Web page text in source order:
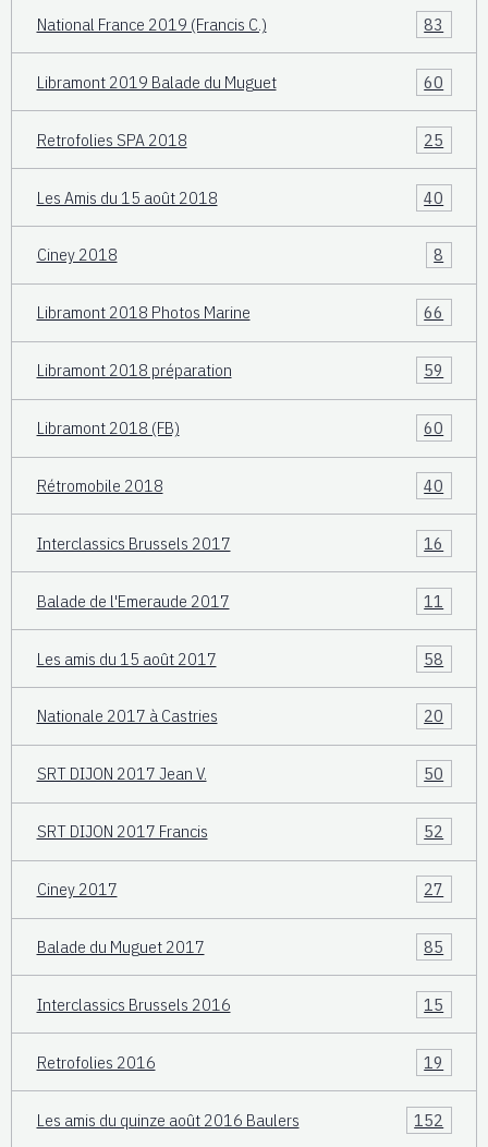
National France 2019 (Francis C.) 83
Libramont 2019 Balade du Muguet 60
Retrofolies SPA 2018 25
Les Amis du 15 août 2018 40
Ciney 2018 8
Libramont 2018 Photos Marine 66
Libramont 2018 préparation 59
Libramont 2018 (FB) 60
Rétromobile 2018 40
Interclassics Brussels 2017 16
Balade de l'Emeraude 2017 11
Les amis du 15 août 2017 58
Nationale 2017 à Castries 20
SRT DIJON 2017 Jean V. 50
SRT DIJON 2017 Francis 52
Ciney 2017 27
Balade du Muguet 2017 85
Interclassics Brussels 2016 15
Retrofolies 2016 19
Les amis du quinze août 2016 Baulers 152